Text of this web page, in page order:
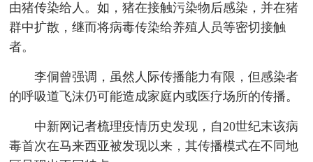
由猪传染给人。如，猪在接触污染物后感染，并在猪
群中扩散，继而将病毒传染给养殖人员等密切接触
者。
李侗曾强调，虽然人际传播能力有限，但感染者
的呼吸道飞沫仍可能造成家庭内或医疗场所的传播。
中新网记者梳理疫情历史发现，自20世纪末该病
毒首次在马来西亚被发现以来，其传播模式在不同地